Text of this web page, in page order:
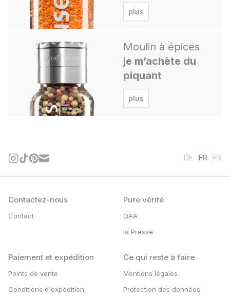
plus
Moulin à épices
je m’achète du
piquant
plus
DE FR ES
Contactez-nous
Contact
Pure vérité
QAA
la Presse
Paiement et expédition
Points de vente
Conditions d'expédition
Ce qui reste à faire
Mentions légales
Protection des données